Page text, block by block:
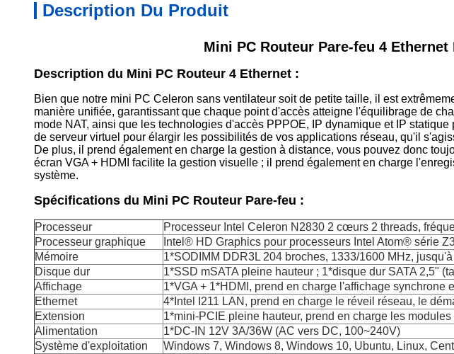
Description Du Produit
Mini PC Routeur Pare-feu 4
Description du Mini PC Routeur 4 Ethernet :
Bien que notre mini PC Celeron sans ventilateur soit de petite taille, il est
manière unifiée, garantissant que chaque point d'accès atteigne l'équilibrage de
mode NAT, ainsi que les technologies d'accès PPPOE, IP dynamique et IP
de serveur virtuel pour élargir les possibilités de vos applications réseau, qu'il
De plus, il prend également en charge la gestion à distance, vous pouvez donc
écran VGA + HDMI facilite la gestion visuelle ; il prend également en charge
système.
Spécifications du Mini PC Routeur Pare-feu :
Processeur
Processeur Intel Celeron N2830 2 cœurs 2 threads,
Processeur graphique
Intel® HD Graphics pour processeurs Intel Atom® série
Mémoire
1*SODIMM DDR3L 204 broches, 1333/1600 MHz,
Disque dur
1*SSD mSATA pleine hauteur ; 1*disque dur SATA 2,5"
Affichage
1*VGA + 1*HDMI, prend en charge l'affichage synchrone
Ethernet
4*Intel I211 LAN, prend en charge le réveil réseau, le
Extension
1*mini-PCIE pleine hauteur, prend en charge les modules
Alimentation
1*DC-IN 12V 3A/36W (AC vers DC, 100~240V)
Système d'exploitation
Windows 7, Windows 8, Windows 10, Ubuntu, Linux,